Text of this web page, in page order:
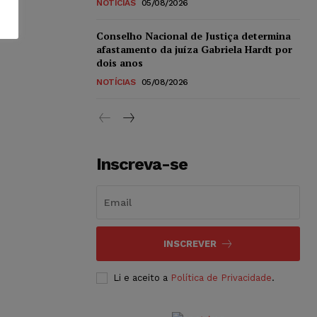
NOTÍCIAS 05/08/2026
Conselho Nacional de Justiça determina
afastamento da juíza Gabriela Hardt por
dois anos
NOTÍCIAS 05/08/2026
Inscreva-se
INSCREVER
Li e aceito a Política de Privacidade.